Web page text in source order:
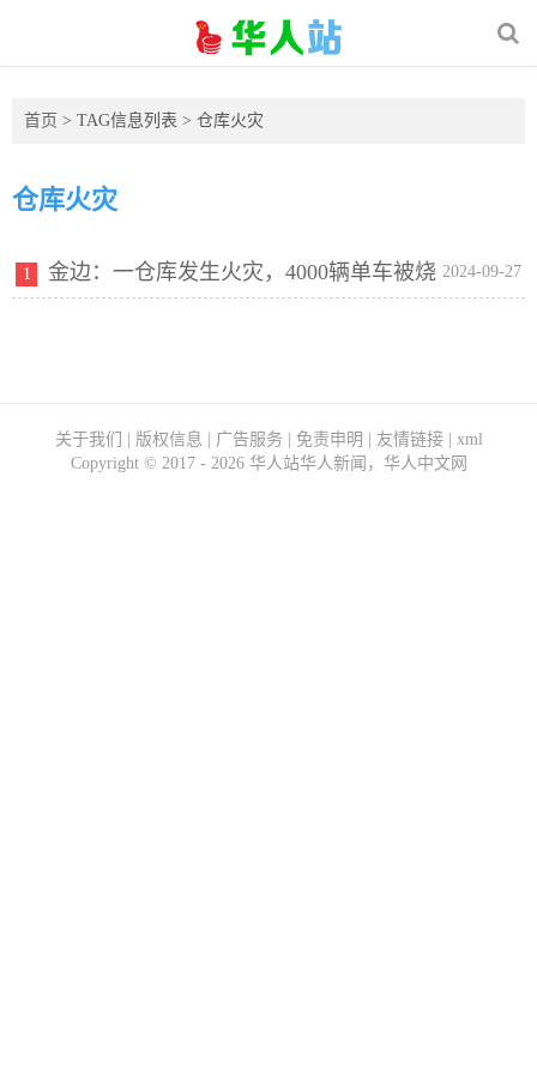
首页 > TAG信息列表 > 仓库火灾
仓库火灾
2024-09-27
1 金边：一仓库发生火灾，4000辆单车被烧
关于我们 版权信息 广告服务 免责申明 友情链接| xml
Copyright © 2017 - 2026 华人站华人新闻，华人中文网